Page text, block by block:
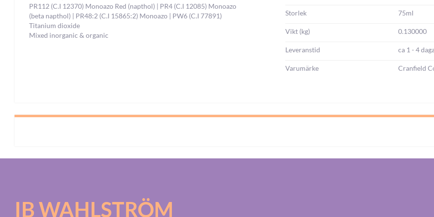
PR112 (C.I 12370) Monoazo Red (napthol) | PR4 (C.I 12085) Monoazo
(beta napthol) | PR48:2 (C.I 15865:2) Monoazo | PW6 (C.I 77891)
Titanium dioxide
Mixed inorganic & organic
Storlek 75ml
Vikt (kg) 0.130000
Leveranstid ca 1 - 4
Varumärke Cranfield
IB WAHLSTRÖM